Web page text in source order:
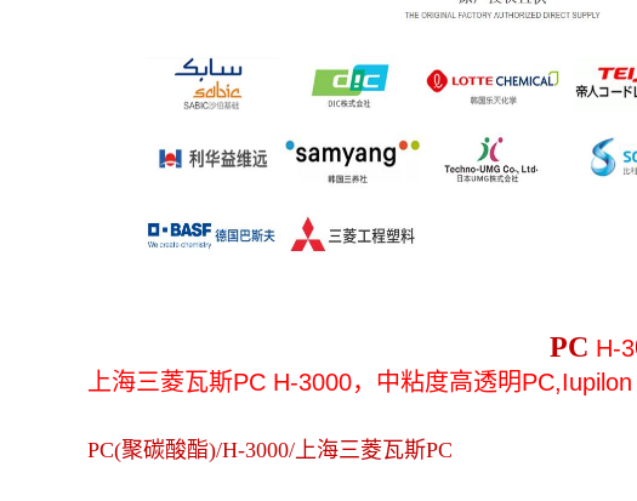
PC H-3
上海三菱瓦斯PC H-3000，中粘度高透明PC,Iupilon
PC(聚碳酸酯)/H-3000/上海三菱瓦斯PC